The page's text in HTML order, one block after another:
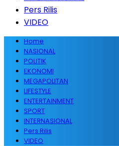
Pers Rilis
VIDEO
Home
NASIONAL
POLITIK
EKONOMI
MEGAPOLITAN
LIFESTYLE
ENTERTAINMENT
SPORT
INTERNASIONAL
Pers Rilis
VIDEO